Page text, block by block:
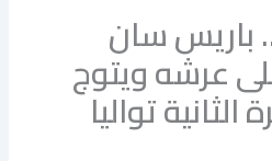
باريس سان
عرشه ويتوج
الثانية تواليا